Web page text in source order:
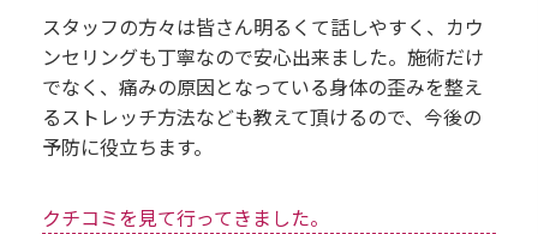
スタッフの方々は皆さん明るくて話しやすく、カウ
ンセリングも丁寧なので安心出来ました。施術だけ
でなく、痛みの原因となっている身体の歪みを整え
るストレッチ方法なども教えて頂けるので、今後の
予防に役立ちます。
クチコミを見て行ってきました。